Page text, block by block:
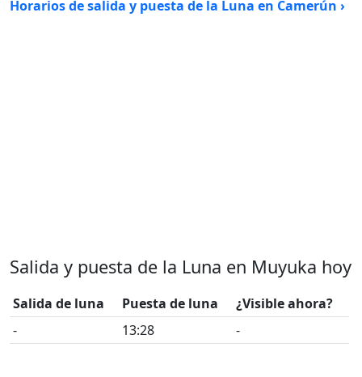
Horarios de salida y puesta de la Luna en Camerún ›
Salida y puesta de la Luna en Muyuka hoy
Salida de luna Puesta de luna
¿Visible ahora?
-
13:28 -